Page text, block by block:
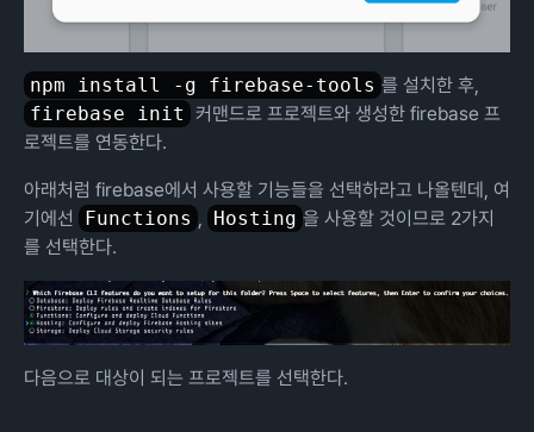
npm install -g firebase-tools 를 설치한 후,
firebase init 커맨드로 프로젝트와 생성한 firebase 프
로젝트를 연동한다.
아래처럼 firebase에서 사용할 기능들을 선택하라고 나올텐데, 여
기에선
Functions , Hosting 을 사용할 것이므로 2가지
를 선택한다.
다음으로 대상이 되는 프로젝트를 선택한다.